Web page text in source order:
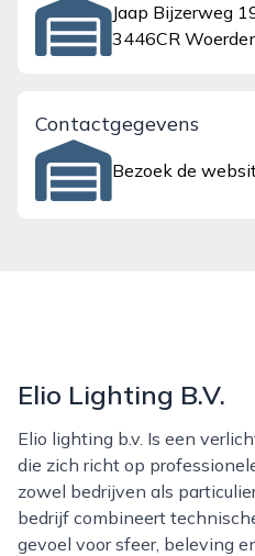
Jaap Bijzerweg
3446CR
Contactgegevens
Bezoek de
Elio Lighting B.V.
Elio lighting b.v. Is een verlichtingsspecialist uit woerden
die zich richt op
zowel bedrijven als
bedrijf combineert
gevoel voor sfeer, beleving